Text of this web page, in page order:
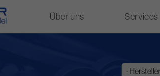
Über uns Services